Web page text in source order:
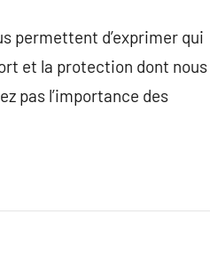
permettent d’exprimer qui
et la protection dont nous
pas l’importance des